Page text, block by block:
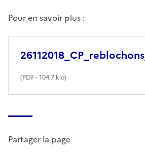
Pour en savoir plus :
26112018_CP_reblochons_
(PDF- 104.7 kio)
Partager la page